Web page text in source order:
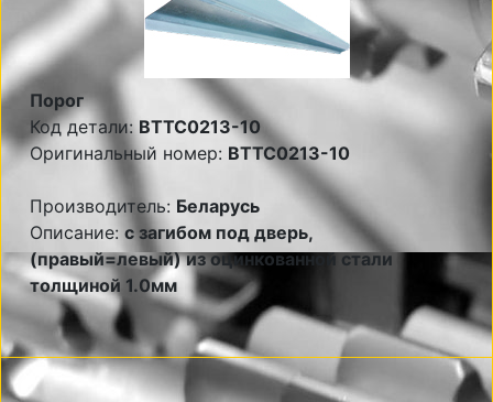
Порог
Код детали: BTTC0213-10
Оригинальный номер: BTTC0213-10
Производитель: Беларусь
Описание: с загибом под дверь,
(правый=левый) из оцинкованной стали
толщиной 1.0мм